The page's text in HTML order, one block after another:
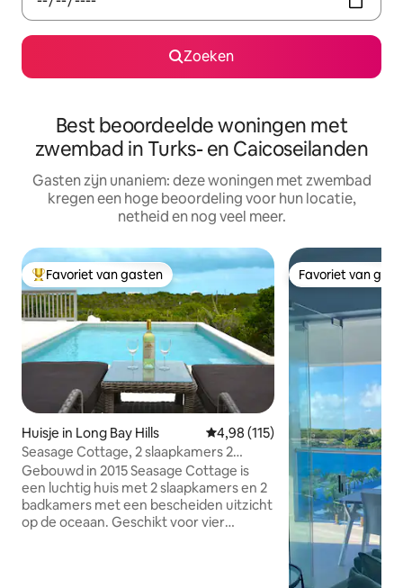
Zoeken
Best beoordeelde woningen met
zwembad in Turks- en Caicoseilanden
Gasten zijn unaniem: deze woningen met zwembad
kregen een hoge beoordeling voor hun locatie,
netheid en nog veel meer.
Topfavoriet van gasten
Favoriet van gasten
Huisje in Long Bay Hills Gemiddelde beoordeling van
4,98 (115)
Seasage Cottage, 2 slaapkamers 2
badkamers, privézwembad en prieeltje
Gebouwd in 2015 Seasage Cottage is
een luchtig huis met 2 slaapkamers en 2
badkamers met een bescheiden uitzicht
op de oceaan. Geschikt voor vier
Favoriet van
Favoriet van